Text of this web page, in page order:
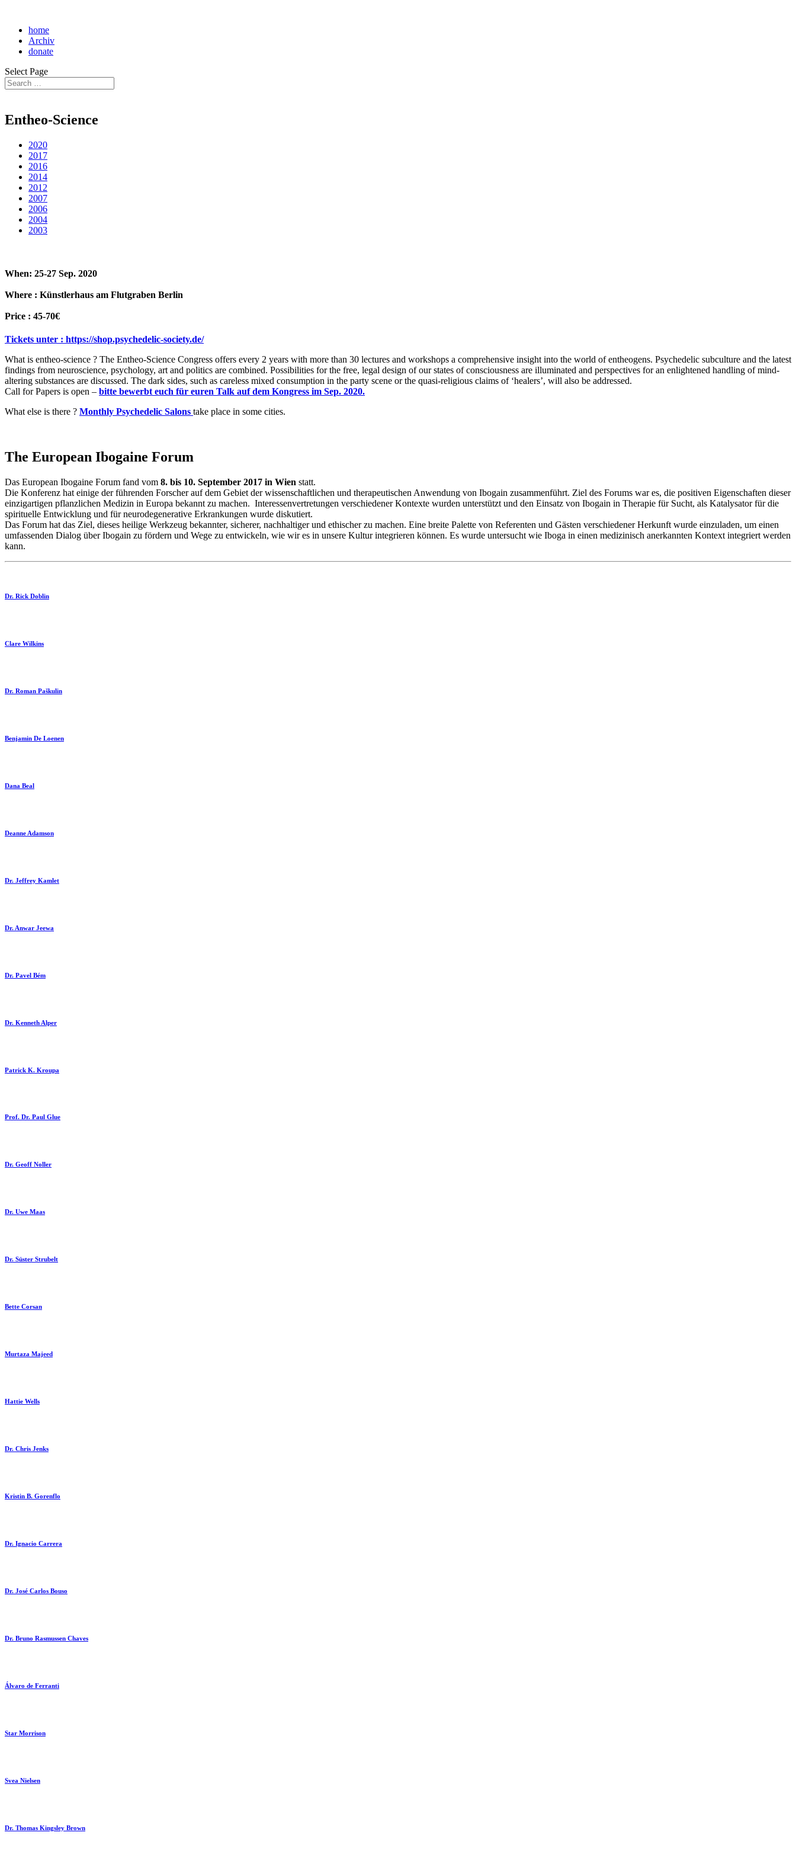
home
Archiv
donate
Select Page
Entheo-Science
2020
2017
2016
2014
2012
2007
2006
2004
2003
When: 25-27 Sep. 2020
Where : Künstlerhaus am Flutgraben Berlin
Price : 45-70€
Tickets unter : https://shop.psychedelic-society.de/
What is entheo-science ? The Entheo-Science Congress offers every 2 years with more than 30 lectures and workshops a comprehensive insight into the world of entheogens. Psychedelic subculture and the latest
findings from neuroscience, psychology, art and politics are combined. Possibilities for the free, legal design of our states of consciousness are illuminated and perspectives for an enlightened handling of mind-
altering substances are discussed. The dark sides, such as careless mixed consumption in the party scene or the quasi-religious claims of ‘healers’, will also be addressed.
Call for Papers is open – bitte bewerbt euch für euren Talk auf dem Kongress im Sep. 2020.
What else is there ? Monthly Psychedelic Salons take place in some cities.
The European Ibogaine Forum
Das European Ibogaine Forum fand vom 8. bis 10. September 2017 in Wien statt.
Die Konferenz hat einige der führenden Forscher auf dem Gebiet der wissenschaftlichen und therapeutischen Anwendung von Ibogain zusammenführt. Ziel des Forums war es, die positiven Eigenschaften dieser
einzigartigen pflanzlichen Medizin in Europa bekannt zu machen. Interessenvertretungen verschiedener Kontexte wurden unterstützt und den Einsatz von Ibogain in Therapie für Sucht, als Katalysator für die
spirituelle Entwicklung und für neurodegenerative Erkrankungen wurde diskutiert.
Das Forum hat das Ziel, dieses heilige Werkzeug bekannter, sicherer, nachhaltiger und ethischer zu machen. Eine breite Palette von Referenten und Gästen verschiedener Herkunft wurde einzuladen, um einen
umfassenden Dialog über Ibogain zu fördern und Wege zu entwickeln, wie wir es in unsere Kultur integrieren können. Es wurde untersucht wie Iboga in einen medizinisch anerkannten Kontext integriert werden
kann.
Dr. Rick Doblin
Clare Wilkins
Dr. Roman Paškulin
Benjamin De Loenen
Dana Beal
Deanne Adamson
Dr. Jeffrey Kamlet
Dr. Anwar Jeewa
Dr. Pavel Bém
Dr. Kenneth Alper
Patrick K. Kroupa
Prof. Dr. Paul Glue
Dr. Geoff Noller
Dr. Uwe Maas
Dr. Süster Strubelt
Bette Corsan
Murtaza Majeed
Hattie Wells
Dr. Chris Jenks
Kristin B. Gorenflo
Dr. Ignacio Carrera
Dr. José Carlos Bouso
Dr. Bruno Rasmussen Chaves
Álvaro de Ferranti
Star Morrison
Svea Nielsen
Dr. Thomas Kingsley Brown